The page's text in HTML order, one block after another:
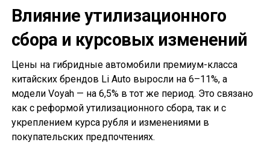
Влияние утилизационного
сбора и курсовых изменений
Цены на гибридные автомобили премиум-класса
китайских брендов Li Auto выросли на 6–11%, а
модели Voyah — на 6,5% в тот же период. Это связано
как с реформой утилизационного сбора, так и с
укреплением курса рубля и изменениями в
покупательских предпочтениях.